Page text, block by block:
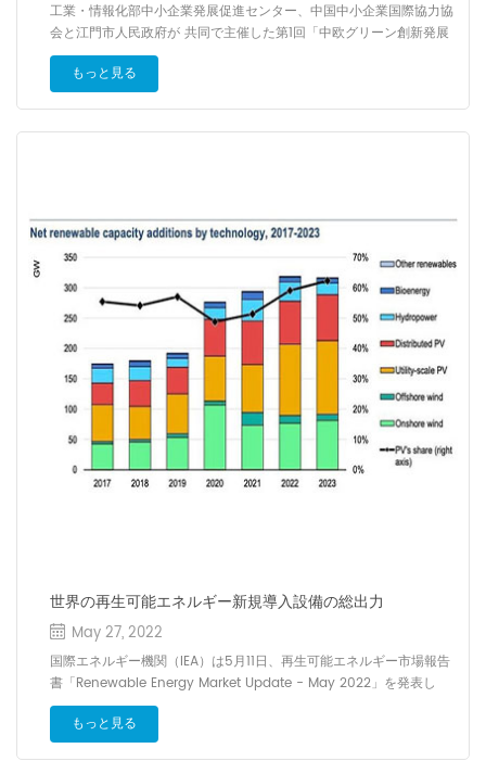
工業・情報化部中小企業発展促進センター、中国中小企業国際協力協
会と江門市人民政府が 共同で主催した第1回「中欧グリーン創新発展
大会」は、4月20日(木) ～21日(金)に広東省 江門市で開催されまし
た。当社の社長頼がフォーラムに出席し、産業チェーン協同発展 企業
リーダー対話では、来場の皆さんと深い議論が行われました。 頼社長
もっと見る
世界の再生可能エネルギー新規導入設備の総出力
May 27, 2022
国際エネルギー機関（IEA）は5月11日、再生可能エネルギー市場報告
書「Renewable Energy Market Update - May 2022」を発表し
た。同報告書によると、2022年における再エネ新規導入設備の総出
力は、過去最大だった2021年（294.2GW）と比べて8.4％増の
319.0GWとなり、初めて300GWの大台を超えると予測している。 電
もっと見る